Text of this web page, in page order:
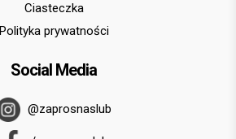
Ciasteczka
Polityka prywatności
Social Media
@zaprosnaslub